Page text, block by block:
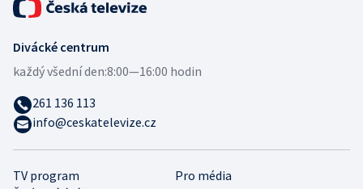
TV program
Pro média
Divácké centrum
každý všední den:8:00—16:00 hodin
261 136 113
info@ceskatelevize.cz